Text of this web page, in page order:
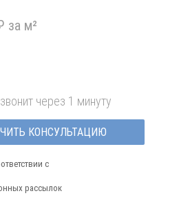
за м²
через 1 минуту
КОНСУЛЬТАЦИЮ
с
рассылок